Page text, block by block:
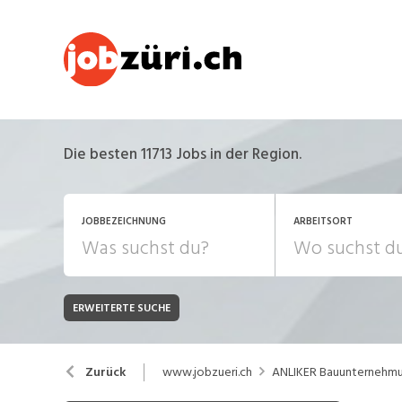
Die besten 11713 Jobs in der Region.
JOBBEZEICHNUNG ARBEITSORT
JOB-TYP
Festanstellung
Bank, Versicherung
Chemie, Pharma, Biotechnologie
ERWEITERTE SUCHE
Zurück www.jobzueri.ch ANLIKER